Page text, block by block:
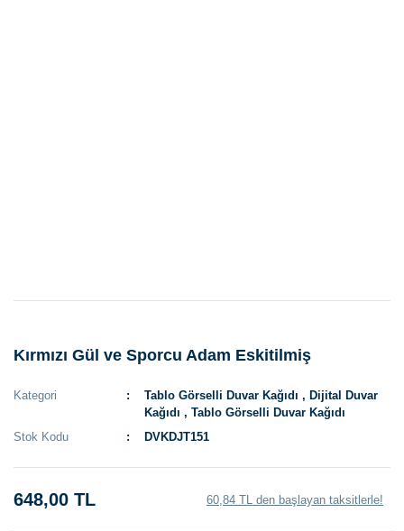
Kırmızı Gül ve Sporcu Adam Eskitilmiş
Kategori Tablo Görselli Duvar Kağıdı , Dijital Duvar
Kağıdı ,Tablo Görselli Duvar Kağıdı
Stok Kodu
DVKDJT151
648,00 TL 60,84 TL den başlayan taksitlerle!